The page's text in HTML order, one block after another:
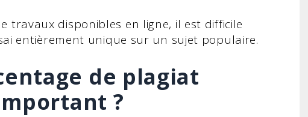
travaux disponibles en ligne, il est difficile
entièrement unique sur un sujet populaire.
de plagiat
?